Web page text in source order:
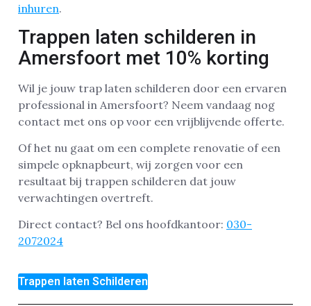
inhuren.
Trappen laten schilderen in
Amersfoort met 10% korting
Wil je jouw trap laten schilderen door een ervaren
professional in Amersfoort? Neem vandaag nog
contact met ons op voor een vrijblijvende offerte.
Of het nu gaat om een complete renovatie of een
simpele opknapbeurt, wij zorgen voor een
resultaat bij trappen schilderen dat jouw
verwachtingen overtreft.
Direct contact? Bel ons hoofdkantoor: 030-
2072024
Trappen laten Schilderen